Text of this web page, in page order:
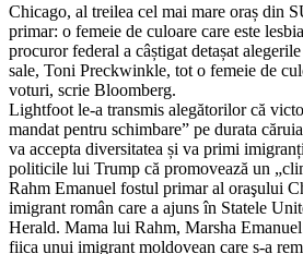
Chicago, al treilea cel mai mare oraș din
primar: o femeie de culoare care este
procuror federal a câștigat detașat
sale, Toni Preckwinkle, tot o femeie de
voturi, scrie Bloomberg.
Lightfoot le-a transmis alegătorilor că
mandat pentru schimbare” pe durata
va accepta diversitatea și va primi imigran
politicile lui Trump că promovează un
Rahm Emanuel fostul primar al oraşului
imigrant român care a ajuns în Statele
Herald. Mama lui Rahm, Marsha
fiica unui imigrant moldovean care s-a